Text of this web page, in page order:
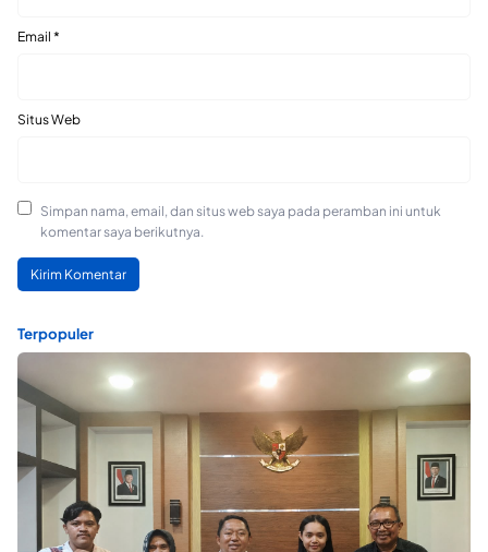
Email *
Situs Web
Simpan nama, email, dan situs web saya pada peramban ini untuk
komentar saya berikutnya.
Terpopuler